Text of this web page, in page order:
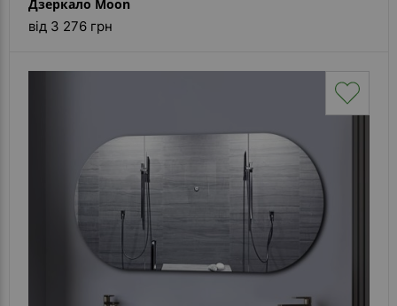
Дзеркало Moon
від 3 276 грн